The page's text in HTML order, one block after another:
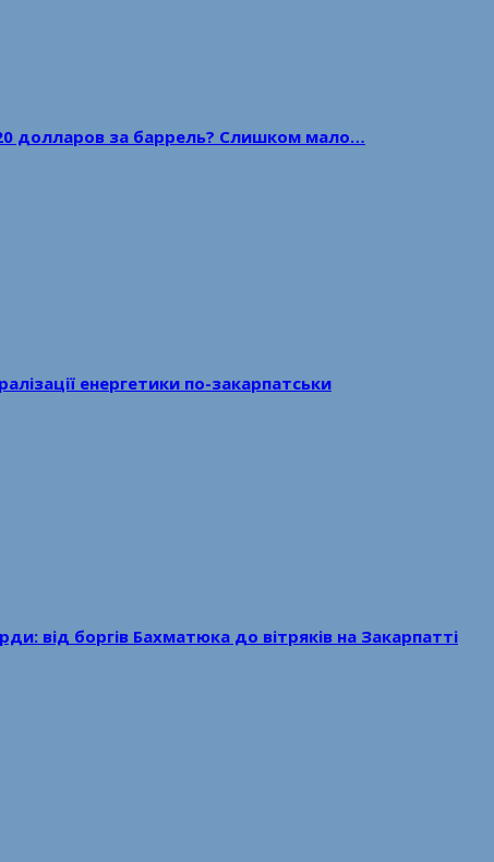
долларов за баррель? Слишком мало…
енергетики по-закарпатськи
від боргів Бахматюка до вітряків на Закарпатті